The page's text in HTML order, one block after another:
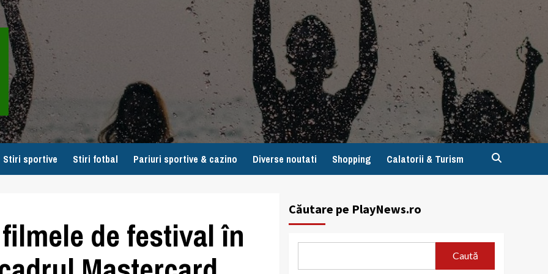
Stiri sportive Stiri fotbal Pariuri sportive & cazino Diverse noutati Shopping Calatorii & Turism
de festival în
Căutare pe PlayNews.ro
Caută